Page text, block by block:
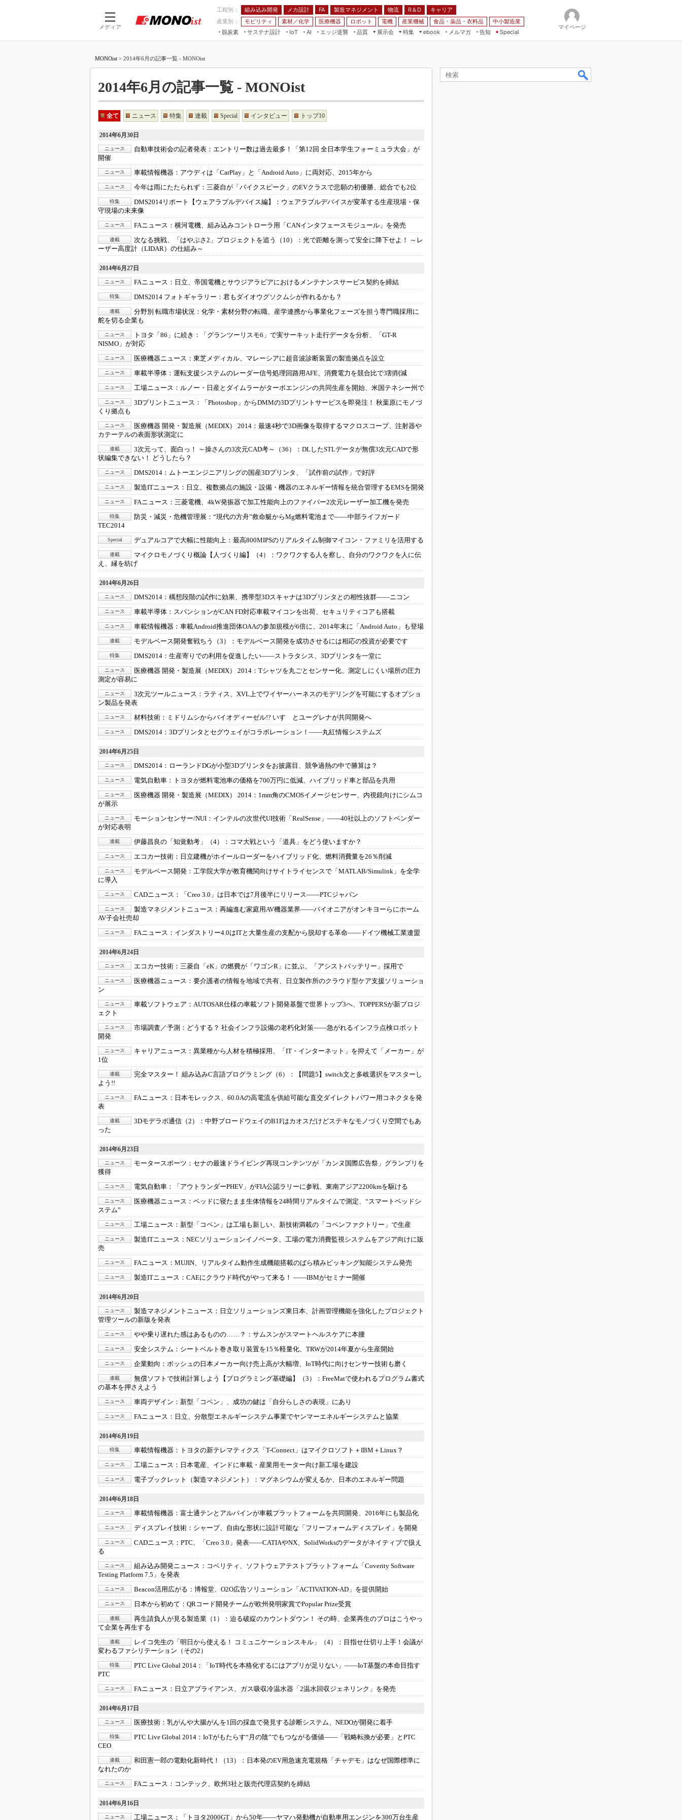
メディア
工程別： 組み込み開発 メカ設計 FA 製造マネジメント 物流 R＆D
キャリア
産業別：
モビリティ 素材／化学 医療機器 ロボット 電機 産業機械 食品・薬品・衣料品
中小製造業
脱炭素
サステナ設計
IoT
つながる工場
AI
AI×設備保全
エッジ逆襲 品質
展示会
展＆IoT/5Gソリューション展
国際ロボット展
TECHNO-FRONTIER
スマート工場EXPO
EdgeTech+
日本ものづくりワールド
AUTOMOTIVE WORLD
産業オープンネット展
特集
VR／AR
FPGA
組み込みモデリング
Windows Embedded
車載ソフト開発
ISO26262
3Dプリンタ
インダストリー4.0
イノベーション
製造業ビッグデータ
知財マネジメント
海外生産
グローバル設計・開発
制御セキュリティ
新型コロナへの対応
ebook
素材／化学
メルマガ
告知 Special
マイページ
MONOist > 2014年6月の記事一覧 - MONOist
2014年6月の記事一覧 - MONOist
全て ニュース 特集 連載 Special インタビュー トップ10
2014年6月30日
ニュース 自動車技術会の記者発表： エントリー数は過去最多！「第12回 全日本学生フォーミュラ大会」が
開催
ニュース 車載情報機器： アウディは「CarPlay」と「Android Auto」に両対応、2015年から
ニュース 今年は雨にたたられず： 三菱自が「パイクスピーク」のEVクラスで悲願の初優勝、総合でも2位
特集 DMS2014リポート【ウェアラブルデバイス編】： ウェアラブルデバイスが変革する生産現場・保
守現場の未来像
ニュース FAニュース： 横河電機、組み込みコントローラ用「CANインタフェースモジュール」を発売
連載 次なる挑戦、「はやぶさ2」プロジェクトを追う（10）： 光で距離を測って安全に降下せよ！ ～レ
ーザー高度計（LIDAR）の仕組み～
2014年6月27日
ニュース FAニュース： 日立、帝国電機とサウジアラビアにおけるメンテナンスサービス契約を締結
特集 DMS2014 フォトギャラリー： 君もダイオウグソクムシが作れるかも？
連載 分野別 転職市場状況： 化学・素材分野の転職、産学連携から事業化フェーズを担う専門職採用に
舵を切る企業も
ニュース トヨタ「86」に続き：
「グランツーリスモ6」で実サーキット走行データを分析、「GT-R
NISMO」が対応
ニュース 医療機器ニュース： 東芝メディカル、マレーシアに超音波診断装置の製造拠点を設立
ニュース 車載半導体： 運転支援システムのレーダー信号処理回路用AFE、消費電力を競合比で3割削減
ニュース 工場ニュース： ルノー・日産とダイムラーがターボエンジンの共同生産を開始、米国テネシー州で
ニュース 3Dプリントニュース：
「Photoshop」からDMMの3Dプリントサービスを即発注！ 秋葉原にモノづ
くり拠点も
ニュース 医療機器 開発・製造展（MEDIX） 2014： 最速4秒で3D画像を取得するマクロスコープ、注射器や
カテーテルの表面形状測定に
連載 3次元って、面白っ！ ～操さんの3次元CAD考～（36）： DLしたSTLデータが無償3次元CADで形
状編集できない！ どうしたら？
ニュース DMS2014： ムトーエンジニアリングの国産3Dプリンタ、「試作前の試作」で好評
ニュース 製造ITニュース： 日立、複数拠点の施設・設備・機器のエネルギー情報を統合管理するEMSを開発
ニュース FAニュース： 三菱電機、4kW発振器で加工性能向上のファイバー2次元レーザー加工機を発売
特集 防災・減災・危機管理展： “現代の方舟”救命艇からMg燃料電池まで――中部ライフガード
TEC2014
Special デュアルコアで大幅に性能向上： 最高800MIPSのリアルタイム制御マイコン・ファミリを活用する
連載 マイクロモノづくり概論【人づくり編】（4）： ワクワクする人を察し、自分のワクワクを人に伝
え、縁を紡げ
2014年6月26日
ニュース DMS2014： 構想段階の試作に効果、携帯型3Dスキャナは3Dプリンタとの相性抜群――ニコン
ニュース 車載半導体： スパンションがCAN FD対応車載マイコンを出荷、セキュリティコアも搭載
ニュース 車載情報機器： 車載Android推進団体OAAの参加規模が6倍に、2014年末に「Android Auto」も登場
連載 モデルベース開発奮戦ちう（3）： モデルベース開発を成功させるには相応の投資が必要です
特集 DMS2014： 生産寄りでの利用を促進したい――ストラタシス、3Dプリンタを一堂に
ニュース 医療機器 開発・製造展（MEDIX） 2014： Tシャツを丸ごとセンサー化、測定しにくい場所の圧力
測定が容易に
ニュース 3次元ツールニュース： ラティス、XVL上でワイヤーハーネスのモデリングを可能にするオプショ
ン製品を発表
ニュース 材料技術： ミドリムシからバイオディーゼル!? いすゞとユーグレナが共同開発へ
ニュース DMS2014： 3Dプリンタとセグウェイがコラボレーション！――丸紅情報システムズ
2014年6月25日
ニュース DMS2014： ローランドDGが小型3Dプリンタをお披露目、競争過熱の中で勝算は？
ニュース 電気自動車： トヨタが燃料電池車の価格を700万円に低減、ハイブリッド車と部品を共用
ニュース 医療機器 開発・製造展（MEDIX） 2014： 1mm角のCMOSイメージセンサー、内視鏡向けにシムコ
が展示
ニュース モーションセンサー/NUI： インテルの次世代UI技術「RealSense」――40社以上のソフトベンダー
が対応表明
連載 伊藤昌良の「知覚動考」（4）： コマ大戦という「道具」をどう使いますか？
ニュース エコカー技術： 日立建機がホイールローダーをハイブリッド化、燃料消費量を26％削減
ニュース モデルベース開発： 工学院大学が教育機関向けサイトライセンスで「MATLAB/Simulink」を全学
に導入
ニュース CADニュース： 「Creo 3.0」は日本では7月後半にリリース――PTCジャパン
ニュース 製造マネジメントニュース： 再編進む家庭用AV機器業界――パイオニアがオンキヨーらにホーム
AV子会社売却
ニュース FAニュース： インダストリー4.0はITと大量生産の支配から脱却する革命――ドイツ機械工業連盟
2014年6月24日
ニュース エコカー技術： 三菱自「eK」の燃費が「ワゴンR」に並ぶ、「アシストバッテリー」採用で
ニュース 医療機器ニュース： 要介護者の情報を地域で共有、日立製作所のクラウド型ケア支援ソリューショ
ン
ニュース 車載ソフトウェア： AUTOSAR仕様の車載ソフト開発基盤で世界トップ3へ、TOPPERSが新プロジ
ェクト
ニュース 市場調査／予測： どうする？ 社会インフラ設備の老朽化対策――急がれるインフラ点検ロボット
開発
ニュース キャリアニュース： 異業種から人材を積極採用、「IT・インターネット」を抑えて「メーカー」が
1位
連載 完全マスター！ 組み込みC言語プログラミング（6）：
【問題5】switch文と多岐選択をマスターし
よう!!
ニュース FAニュース： 日本モレックス、60.0Aの高電流を供給可能な直交ダイレクトパワー用コネクタを発
表
連載 3Dモデラボ通信（2）： 中野ブロードウェイのB1Fはカオスだけどステキなモノづくり空間でもあ
った
2014年6月23日
ニュース モータースポーツ： セナの最速ドライビング再現コンテンツが「カンヌ国際広告祭」グランプリを
獲得
ニュース 電気自動車： 「アウトランダーPHEV」がFIA公認ラリーに参戦、東南アジア2200kmを駆ける
ニュース 医療機器ニュース： ベッドに寝たまま生体情報を24時間リアルタイムで測定、“スマートベッドシ
ステム”
ニュース 工場ニュース： 新型「コペン」は工場も新しい、新技術満載の「コペンファクトリー」で生産
ニュース 製造ITニュース： NECソリューションイノベータ、工場の電力消費監視システムをアジア向けに販
売
ニュース FAニュース： MUJIN、リアルタイム動作生成機能搭載のばら積みピッキング知能システム発売
ニュース 製造ITニュース： CAEにクラウド時代がやって来る！ ――IBMがセミナー開催
2014年6月20日
ニュース 製造マネジメントニュース： 日立ソリューションズ東日本、計画管理機能を強化したプロジェクト
管理ツールの新版を発表
ニュース やや乗り遅れた感はあるものの……？： サムスンがスマートヘルスケアに本腰
ニュース 安全システム： シートベルト巻き取り装置を15％軽量化、TRWが2014年夏から生産開始
ニュース 企業動向： ボッシュの日本メーカー向け売上高が大幅増、IoT時代に向けセンサー技術も磨く
連載 無償ソフトで技術計算しよう【プログラミング基礎編】（3）： FreeMatで使われるプログラム書式
の基本を押さえよう
ニュース 車両デザイン： 新型「コペン」、成功の鍵は「自分らしさの表現」にあり
ニュース FAニュース： 日立、分散型エネルギーシステム事業でヤンマーエネルギーシステムと協業
2014年6月19日
特集 車載情報機器： トヨタの新テレマティクス「T-Connect」はマイクロソフト＋IBM＋Linux？
ニュース 工場ニュース： 日本電産、インドに車載・産業用モーター向け新工場を建設
ニュース 電子ブックレット（製造マネジメント）： マグネシウムが変えるか、日本のエネルギー問題
2014年6月18日
ニュース 車載情報機器： 富士通テンとアルパインが車載プラットフォームを共同開発、2016年にも製品化
ニュース ディスプレイ技術： シャープ、自由な形状に設計可能な「フリーフォームディスプレイ」を開発
ニュース CADニュース： PTC、「Creo 3.0」発表――CATIAやNX、SolidWorksのデータがネイティブで扱え
る
ニュース 組み込み開発ニュース： コベリティ、ソフトウェアテストプラットフォーム「Coverity Software
Testing Platform 7.5」を発表
ニュース Beacon活用広がる： 博報堂、O2O広告ソリューション「ACTIVATION-AD」を提供開始
ニュース 日本から初めて： QRコード開発チームが欧州発明家賞でPopular Prize受賞
連載 再生請負人が見る製造業（1）： 迫る破綻のカウントダウン！ その時、企業再生のプロはこうやっ
て企業を再生する
連載 レイコ先生の「明日から使える！ コミュニケーションスキル」（4）： 目指せ仕切り上手！会議が
変わるファシリテーション（その2）
特集 PTC Live Global 2014：
「IoT時代を本格化するにはアプリが足りない」――IoT基盤の本命目指す
PTC
ニュース FAニュース： 日立アプライアンス、ガス吸収冷温水器「2温水回収ジェネリンク」を発売
2014年6月17日
ニュース 医療技術： 乳がんや大腸がんを1回の採血で発見する診断システム、NEDOが開発に着手
特集 PTC Live Global 2014： IoTがもたらす“月の陰”でもつながる価値――「戦略転換が必要」とPTC
CEO
連載 和田憲一郎の電動化新時代！（13）： 日本発のEV用急速充電規格「チャデモ」はなぜ国際標準に
なれたのか
ニュース FAニュース： コンテック、欧州3社と販売代理店契約を締結
2014年6月16日
ニュース 工場ニュース： 「トヨタ2000GT」から50年――ヤマハ発動機が自動車用エンジンを300万台生産